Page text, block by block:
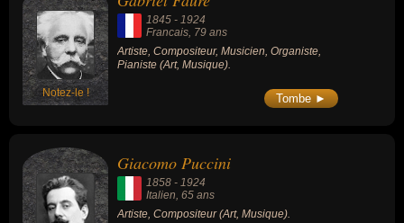
Notez-le !
1845 - 1924
Francais, 79 ans
Artiste, Compositeur, Musicien, Organiste,
Pianiste (Art, Musique).
Tombe ►
Giacomo Puccini
1858 - 1924
Italien , 65 ans
Artiste, Compositeur (Art, Musique).